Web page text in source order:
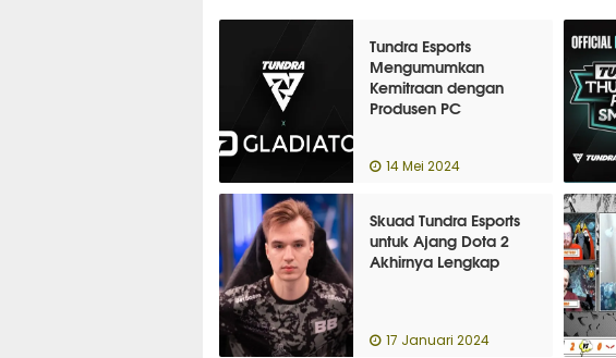
Tundra Esports
Mengumumkan
Kemitraan dengan
Produsen PC
14 Mei 2024
Skuad Tundra Esports
untuk Ajang Dota 2
Akhirnya Lengkap
17 Januari 2024